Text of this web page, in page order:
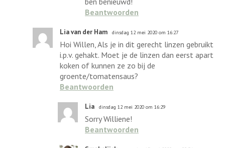
Beantwoorden
Lia van der Ham dinsdag 12 mei 2020 om 16:27
Hoi Willen, Als je in dit gerecht linzen gebruikt
i.p.v. gehakt. Moet je de linzen dan eerst apart
koken of kunnen ze zo bij de
groente/tomatensaus?
Beantwoorden
Lia dinsdag 12 mei 2020 om 16:29
Sorry Williene!
Beantwoorden